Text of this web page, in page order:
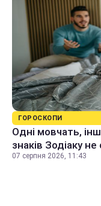
ГОРОСКОПИ
Одні мовчать,
знаків Зодіаку
07 серпня 2026, 11:43